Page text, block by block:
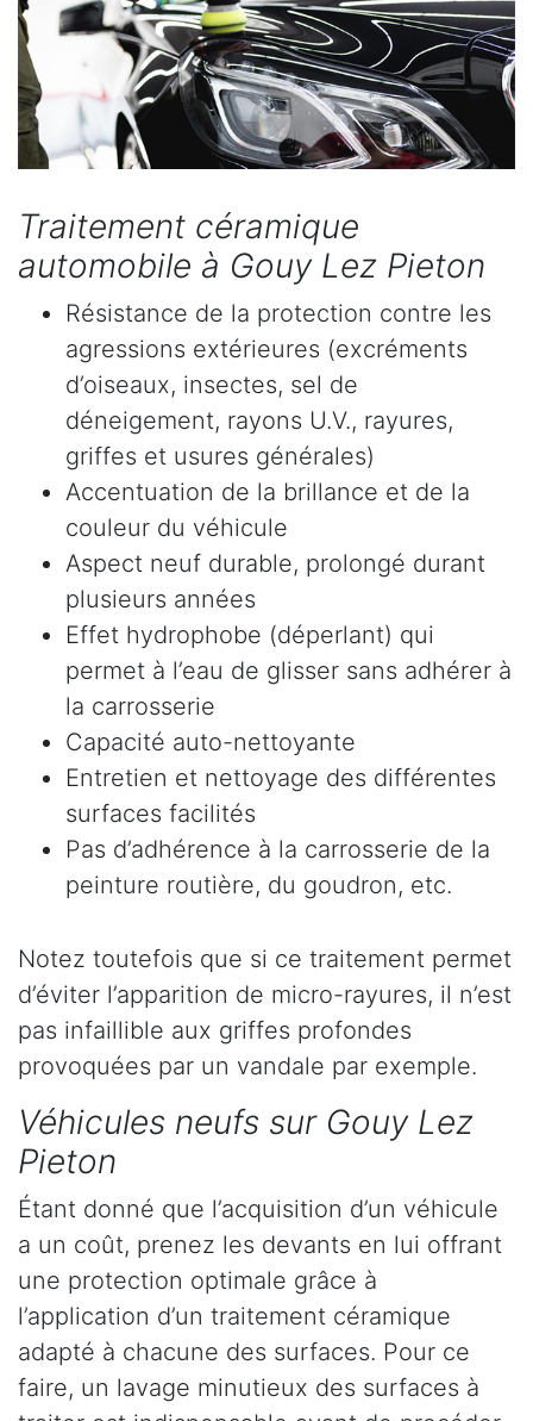
Traitement céramique
automobile à Gouy Lez Pieton
Résistance de la protection contre les
agressions extérieures (excréments
d’oiseaux, insectes, sel de
déneigement, rayons U.V., rayures,
griffes et usures générales)
Accentuation de la brillance et de la
couleur du véhicule
Aspect neuf durable, prolongé durant
plusieurs années
Effet hydrophobe (déperlant) qui
permet à l’eau de glisser sans adhérer à
la carrosserie
Capacité auto-nettoyante
Entretien et nettoyage des différentes
surfaces facilités
Pas d’adhérence à la carrosserie de la
peinture routière, du goudron, etc.
Notez toutefois que si ce traitement permet
d’éviter l’apparition de micro-rayures, il n’est
pas infaillible aux griffes profondes
provoquées par un vandale par exemple.
Véhicules neufs sur Gouy Lez
Pieton
Étant donné que l’acquisition d’un véhicule
a un coût, prenez les devants en lui offrant
une protection optimale grâce à
l’application d’un traitement céramique
adapté à chacune des surfaces. Pour ce
faire, un lavage minutieux des surfaces à